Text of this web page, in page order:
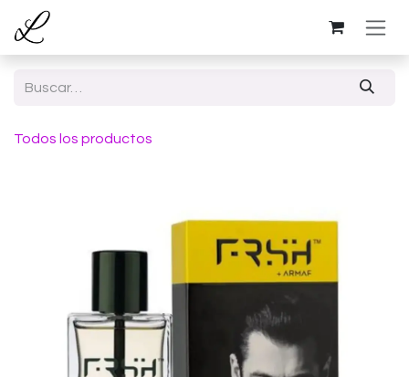
Ir al contenido
Todos los productos